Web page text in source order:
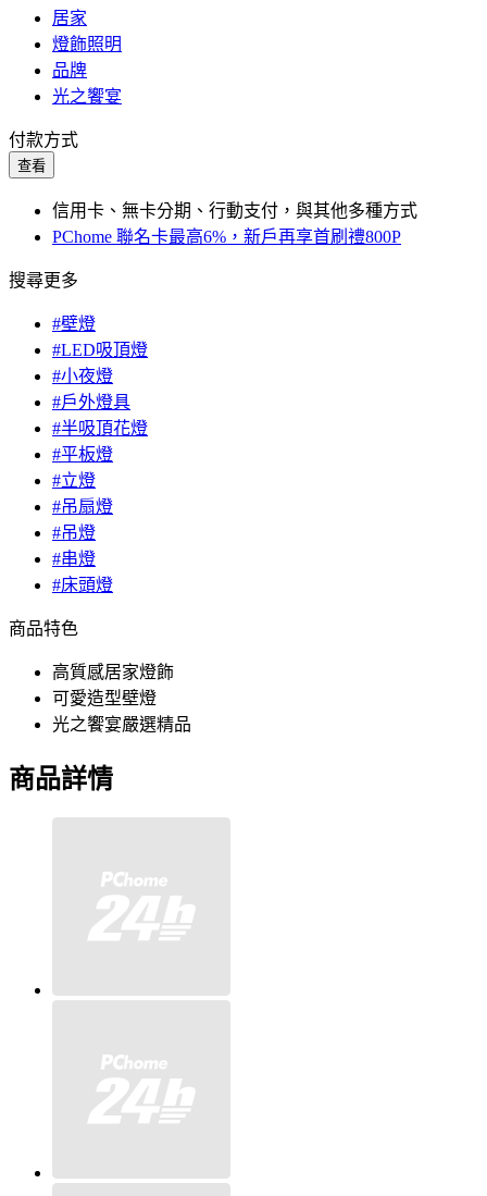
居家
燈飾照明
品牌
光之饗宴
付款方式
查看
信用卡、無卡分期、行動支付，與其他多種方式
PChome 聯名卡最高6%，新戶再享首刷禮800P
搜尋更多
#壁燈
#LED吸頂燈
#小夜燈
#戶外燈具
#半吸頂花燈
#平板燈
#立燈
#吊扇燈
#吊燈
#串燈
#床頭燈
商品特色
高質感居家燈飾
可愛造型壁燈
光之饗宴嚴選精品
商品詳情